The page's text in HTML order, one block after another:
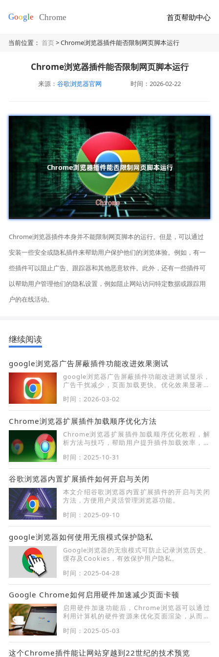
首页帮助中心
当前位置：首页> Chrome浏览器插件能否限制网页脚本运行
Chrome浏览器插件能否限制网页脚本运行
来源： 谷歌浏览器官网 时间：2026-02-22
Chrome浏览器插件本身并不能限制网页脚本的运行。但是，可以通过
安装一些安全或隐私插件来帮助用户保护他们的浏览体验。例如，有一
些插件可以阻止广告、跟踪器和其他恶意软件。此外，还有一些插件可
以帮助用户管理他们的隐私设置，例如阻止网站访问特定数据或跟踪用
户的在线活动。
继续阅读
google浏览器广告屏蔽插件功能改进效果测试
google浏览器广告屏蔽插件功能改进测试显示，
广告干扰减少，页面加载更快。优化效果显著改
时间：2026-03-02
Chrome浏览器扩展插件加载顺序优化方法
Chrome浏览器扩展插件加载顺序优化教程，解
析方法与技巧，帮助用户提升插件加载效率，实
时间：2025-10-31
谷歌浏览器内置扩展插件如何开启与关闭
本文介绍谷歌浏览器内置扩展插件的开启与关闭
方法，方便用户灵活管理浏览器功能。
时间：2025-09-10
google浏览器如何使用无痕模式保护隐私
Google浏览器的无痕模式可防止记录浏览历史、
缓存及Cookies，有效保护用户隐私。
时间：2025-04-28
Google Chrome如何启用硬件加速减少页面卡顿
启用硬件加速功能后，Chrome浏览器可以通过
利用计算机的硬件资源来优化页面渲染，从而减
时间：2025-05-03
这个Chrome插件能让网站穿越到22世纪的技术预览